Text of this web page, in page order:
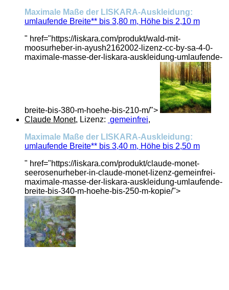
Maximale Maße der LISKARA-Auskleidung:
umlaufende Breite** bis 3,80 m, Höhe bis 2,10 m
" href="https://liskara.com/produkt/wald-mit-
moosurheber-in-ayush2162002-lizenz-cc-by-sa-4-0-
maximale-masse-der-liskara-auskleidung-umlaufende-
breite-bis-380-m-hoehe-bis-210-m/">
Claude Monet, Lizenz: gemeinfrei,
Maximale Maße der LISKARA-Auskleidung:
umlaufende Breite** bis 3,40 m, Höhe bis 2,50 m
" href="https://liskara.com/produkt/claude-monet-
seerosenurheber-in-claude-monet-lizenz-gemeinfrei-
maximale-masse-der-liskara-auskleidung-umlaufende-
breite-bis-340-m-hoehe-bis-250-m-kopie/">